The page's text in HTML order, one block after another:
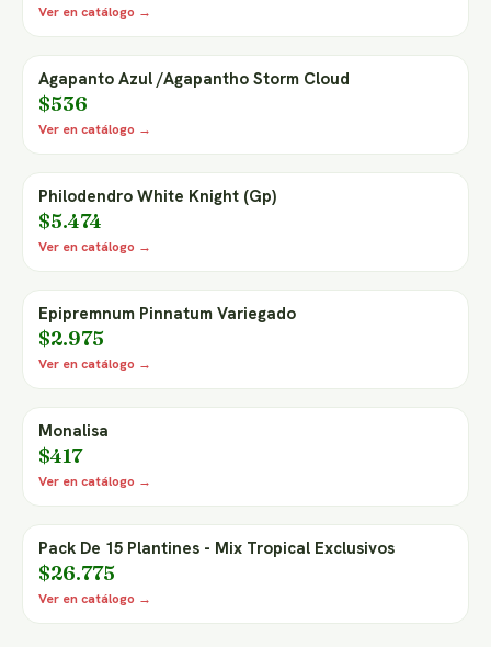
Ver en catálogo →
Agapanto Azul /Agapantho Storm Cloud
$536
Ver en catálogo →
Philodendro White Knight (Gp)
$5.474
Ver en catálogo →
Epipremnum Pinnatum Variegado
$2.975
Ver en catálogo →
Monalisa
$417
Ver en catálogo →
Pack De 15 Plantines - Mix Tropical Exclusivos
$26.775
Ver en catálogo →